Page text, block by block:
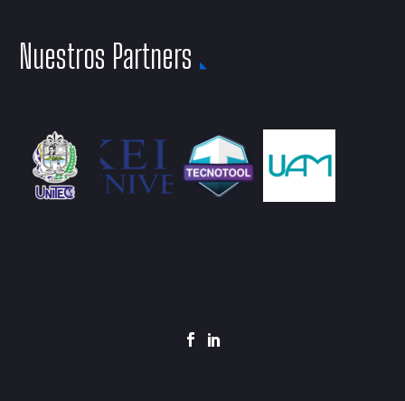
Nuestros Partners